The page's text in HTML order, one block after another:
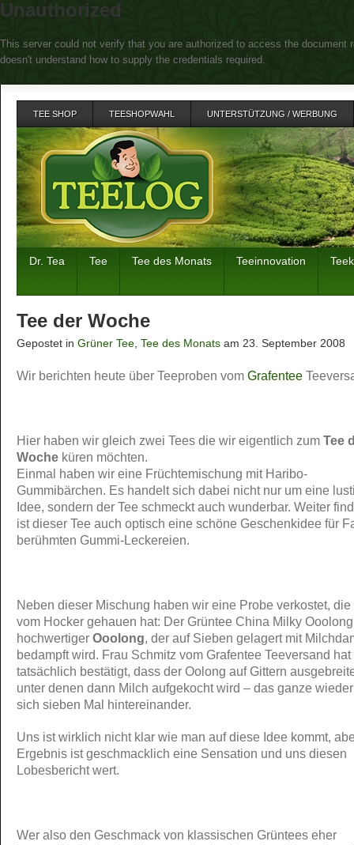
Unauthorized
This server could not verify that you are authorized to access the
doesn't understand how to supply the credentials required.
TEE SHOP TEESHOPWAHL UNTERSTÜTZUNG / WERBUNG
Dr. Tea Tee Tee des Monats Teeinnovation
Tee der Woche
Gepostet in Grüner Tee Tee des Monats am 23. September 2008
Wir berichten heute über Teeproben vom Grafentee
Hier haben wir gleich zwei Tees die wir eigentlich zum Tee
Woche küren möchten.
Einmal haben wir eine Früchtemischung mit Haribo-
Gummibärchen. Es handelt sich dabei nicht nur um eine
Idee, sondern der Tee schmeckt auch wunderbar. Weiter
ist dieser Tee auch optisch eine schöne Geschenkidee für
berühmten Gummi-Leckereien.
Neben dieser Mischung haben wir eine Probe verkostet, die
vom Hocker gehauen hat: Der Grüntee China Milky
hochwertiger Ooolong, der auf Sieben gelagert mit
bedampft wird. Frau Schmitz vom Grafentee Teeversand hat
tatsächlich bestätigt, dass der Oolong auf Gittern
unter denen dann Milch aufgekocht wird – das ganze
sich sieben Mal hintereinander.
Uns ist wirklich nicht klar wie man auf diese Idee kommt,
Ergebnis ist geschmacklich eine Sensation und uns diesen
Lobesbericht wert.
Wer also den Geschmack von klassischen Grüntees eher